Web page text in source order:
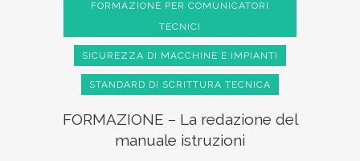
FORMAZIONE PER COMUNICATORI
TECNICI
SICUREZZA DI MACCHINE E IMPIANTI
STANDARD DI SCRITTURA TECNICA
FORMAZIONE – La redazione del
manuale istruzioni